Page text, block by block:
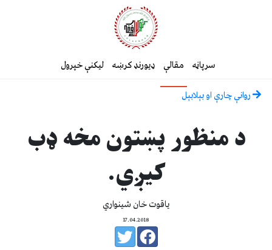
سرپاڼه مقالې ډیورنډ کرښه لیکنې خپرول
روانې چارې او بېلابېل
د منظور پښتون مخه ډب
کيږي.
ياقوت خان شينواري
17.04.2018